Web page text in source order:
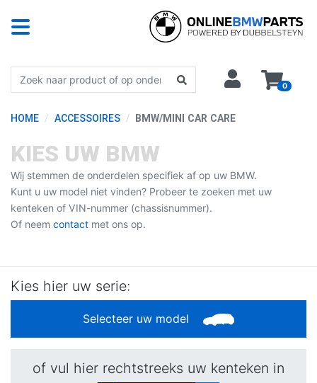
0
HOME ACCESSOIRES BMW/MINI CAR CARE
KIES UW BMW
Wij stemmen de onderdelen specifiek af op uw BMW.
Kunt u uw model niet vinden? Probeer te zoeken met uw
kenteken of VIN-nummer (chassisnummer).
Of neem contact met ons op.
Kies hier uw serie:
Selecteer uw model
of vul hier rechtstreeks uw kenteken in